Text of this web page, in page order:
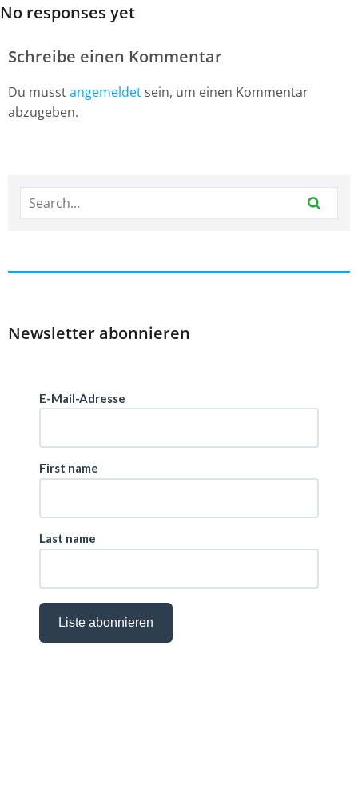
No responses yet
Schreibe einen Kommentar
Du musstangemeldet sein, um einen Kommentar
abzugeben.
Newsletter abonnieren